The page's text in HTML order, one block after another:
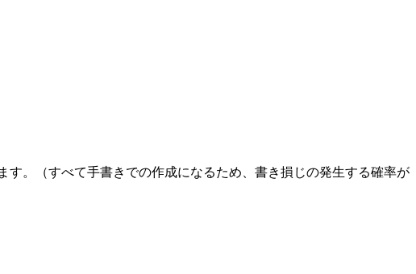
。（すべて手書きでの作成になるため、書き損じの発生する確率が